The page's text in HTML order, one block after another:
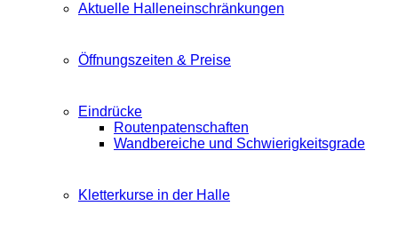
Aktuelle Halleneinschränkungen
Öffnungszeiten & Preise
Eindrücke
Routenpatenschaften
Wandbereiche und Schwierigkeitsgrade
Kletterkurse in der Halle